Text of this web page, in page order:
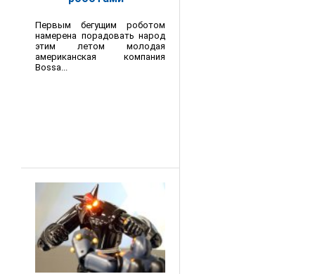
Первым бегущим роботом
намерена порадовать народ
этим летом молодая
американская компания
Bossa...